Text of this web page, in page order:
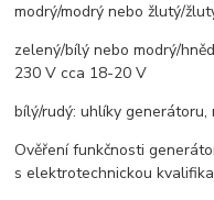
modrý/modrý nebo žlutý/
zelený/bílý nebo modrý/
230 V cca 18-20 V
bílý/rudý: uhlíky
Ověření funkčnosti
s elektrotechnickou